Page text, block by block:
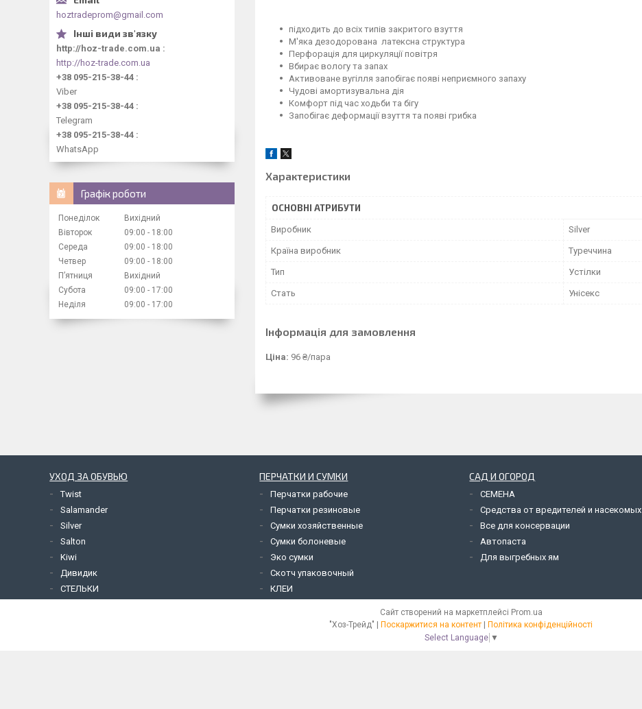
підходить до всіх типів закритого взуття
М'яка дезодорована латексна структура
Перфорація для циркуляції повітря
Вбирає вологу та запах
Активоване вугілля запобігає появі неприємного запаху
Чудові амортизувальна дія
Комфорт під час ходьби та бігу
Запобігає деформації взуття та появі грибка
Характеристики
ОСНОВНІ АТРИБУТИ
Виробник Silver
Країна виробник Туреччина
Тип Устілки
Стать Унісекс
Інформація для замовлення
Ціна: 96 ₴/пара
hoztradeprom@gmail.com
http://hoz-trade.com.ua
http://hoz-trade.com.ua
+38 095-215-38-44
Viber
+38 095-215-38-44
Telegram
+38 095-215-38-44
WhatsApp
Графік роботи
Понеділок
Вихідний
Вівторок
09:00
18:00
Середа
09:00
18:00
Четвер
09:00
18:00
Пʼятниця
Вихідний
Субота
09:00
17:00
Неділя
09:00 17:00
УХОД ЗА ОБУВЬЮ
Twist
Salamander
Silver
Salton
Kiwi
Дивидик
СТЕЛЬКИ
ПЕРЧАТКИ И СУМКИ
Перчатки рабочие
Перчатки резиновые
Сумки хозяйственные
Сумки болоневые
Эко сумки
Скотч упаковочный
КЛЕИ
САД И ОГОРОД
СЕМЕНА
Средства от вредителей и насекомых
Все для консервации
Автопаста
Для выгребных ям
Сайт створений на маркетплейсі Prom.ua
Поскаржитися на контент
Політика конфіденційності
Select Language ▼